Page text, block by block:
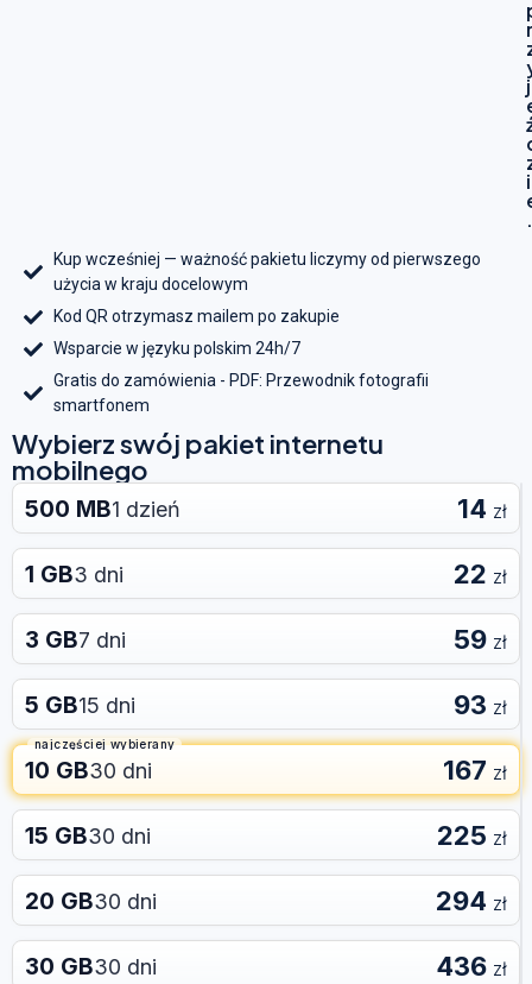
r
j
i
.
Kup wcześniej — ważność pakietu liczymy od pierwszego
użycia w kraju docelowym
Kod QR otrzymasz mailem po zakupie
Wsparcie w języku polskim 24h/7
Gratis do zamówienia - PDF: Przewodnik fotografii
smartfonem
Wybierz swój pakiet internetu
mobilnego
500 MB1 dzień 14 zł
1 GB3 dni 22 zł
3 GB7 dni 59 zł
5 GB15 dni 93 zł
najczęściej wybierany
10 GB30 dni 167 zł
15 GB30 dni 225 zł
20 GB30 dni 294 zł
30 GB30 dni 436 zł